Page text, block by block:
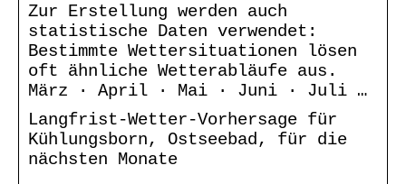
Zur Erstellung werden auch
statistische Daten verwendet:
Bestimmte Wettersituationen lösen
oft ähnliche Wetterabläufe aus.
März · April · Mai · Juni · Juli …
Langfrist-Wetter-Vorhersage für
Kühlungsborn, Ostseebad, für die
nächsten Monate